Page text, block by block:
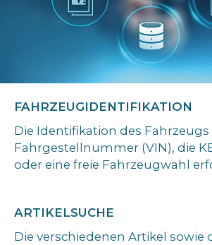
FAHRZEUGIDENTIFIKATION
Die Identifikation des
Fahrgestellnummer (VIN), die
oder eine freie Fahrzeugwahl
ARTIKELSUCHE
Die verschiedenen Artikel sowie